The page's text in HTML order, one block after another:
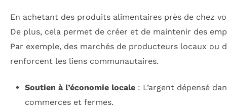
En achetant des produits alimentaires près de chez
De plus, cela permet de créer et de maintenir des
Par exemple, des marchés de producteurs locaux ou
renforcent les liens communautaires.
Soutien à l’économie locale: L’argent dépensé
commerces et fermes.